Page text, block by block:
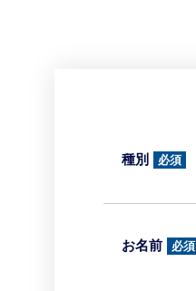
種別 必須
お名前 必須